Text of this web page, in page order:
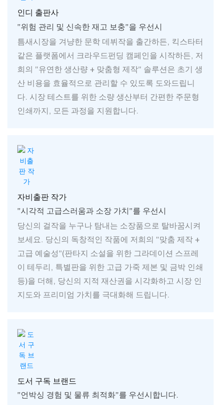
인디 출판사
"위험 관리 및 신속한 재고 보충"을 우선시
틈새시장을 겨냥한 문학 데뷔작을 출간하든, 킥스타터
같은 플랫폼에서 크라우드펀딩 캠페인을 시작하든, 저
희의 "유연한 생산량 + 맞춤형 제작" 솔루션은 초기 생
산 비용을 효율적으로 관리할 수 있도록 도와드립니
다. 시장 테스트를 위한 소량 생산부터 간편한 주문형
인쇄까지, 모든 과정을 지원합니다.
자비출판 작가
"시각적 고급스러움과 소장 가치"를 우선시
당신의 걸작을 누구나 탐내는 소장품으로 탈바꿈시켜
보세요. 당신의 독창적인 작품에 저희의 "맞춤 제작 +
고급 예술성"(판타지 소설을 위한 그라데이션 스프레
이 테두리, 특별판을 위한 고급 가죽 제본 및 금박 인쇄
등)을 더해, 당신의 지적 재산권을 시각화하고 시장 인
지도와 프리미엄 가치를 극대화해 드립니다.
도서 구독 브랜드
"언박싱 경험 및 물류 최적화"를 우선시합니다.